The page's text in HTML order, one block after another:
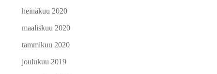
heinäkuu 2020
maaliskuu 2020
tammikuu 2020
joulukuu 2019